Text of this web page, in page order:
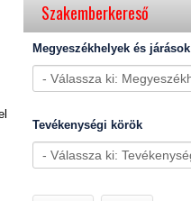
Szakemberkereső
Megyeszékhelyek és járások
Tevékenységi körök